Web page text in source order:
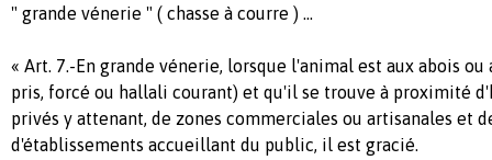
" grande vénerie " ( chasse à courre ) ...
« Art. 7.-En grande vénerie, lorsque l'animal est aux abois ou
pris, forcé ou hallali courant) et qu'il se trouve à proximité
privés y attenant, de zones commerciales ou artisanales et
d'établissements accueillant du public, il est gracié.